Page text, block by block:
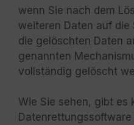
wenn Sie nach dem
weiteren Daten auf die
die gelöschten Daten
genannten
vollständig gelöscht
Wie Sie sehen, gibt es